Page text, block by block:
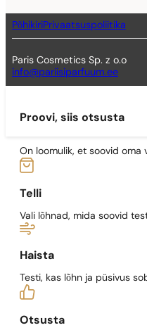
PõhikiriPrivaatsuspoliitika
Paris Cosmetics Sp. z o.o
info@pariisiparfuum.ee
Proovi, siis otsusta
On loomulik, et soovid oma
Telli
Vali lõhnad, mida soovid
Haista
Testi, kas lõhn ja püsivus
Otsusta